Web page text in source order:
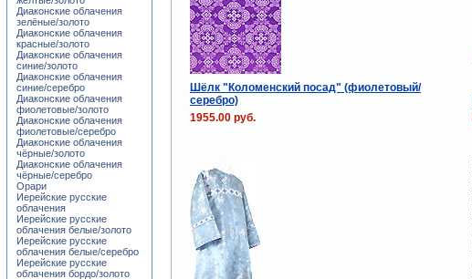
Шёлк "Коломенский посад" (фиолетовый/
серебро)
1955.00 руб.
Диаконские облачения
зелёные/золото
Диаконские облачения
красные/золото
Диаконские облачения
синие/золото
Диаконские облачения
синие/серебро
Диаконские облачения
фиолетовые/золото
Диаконские облачения
фиолетовые/серебро
Диаконские облачения
чёрные/золото
Диаконские облачения
чёрные/серебро
Орари
Иерейские русские
облачения
Иерейские русские
облачения белые/золото
Иерейские русские
облачения белые/серебро
Иерейские русские
облачения бордо/золото